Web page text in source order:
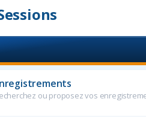
ou proposez vos